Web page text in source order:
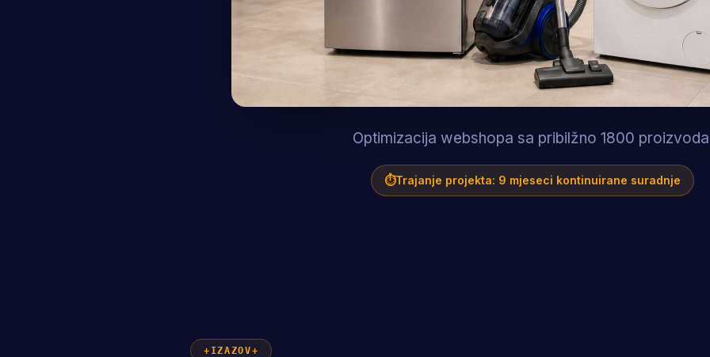
Optimizacija webshopa sa pribilžno 1800
⏱Trajanje projekta: 9 mjeseci kontinuirane suradnje
IZAZOV